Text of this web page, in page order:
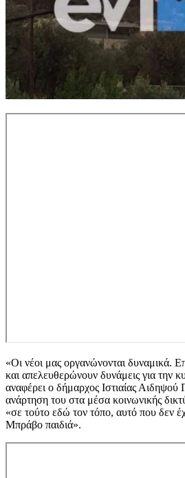
«Οι νέοι μας οργανώνονται δυναμικά.
και απελευθερώνουν δυνάμεις για την
αναφέρει ο δήμαρχος Ιστιαίας Αιδηψού
ανάρτηση του στα μέσα κοινωνικής
«σε τούτο εδώ τον τόπο, αυτό που δεν
Μπράβο παιδιά».